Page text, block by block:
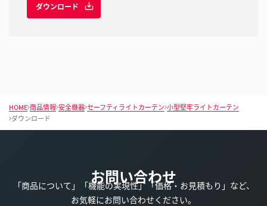
ダウンロード
HOME 商品情報 安全機器 セーフティライトカーテン 小型堅牢ライトカーテン
ダウンロード
お問い合わせ
「商品について」「機能の実現性」「価格・お見積もり」など、
お気軽にお問い合わせください。